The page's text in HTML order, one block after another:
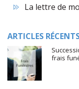
La lettre de
ARTICLES
frais